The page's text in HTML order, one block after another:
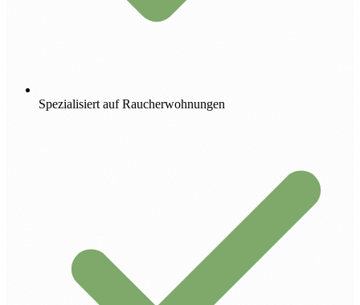
Spezialisiert auf Raucherwohnungen